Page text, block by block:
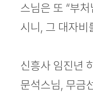
스님은 또 “부
시니, 그 대자비
신흥사 임진년
문석스님, 무금